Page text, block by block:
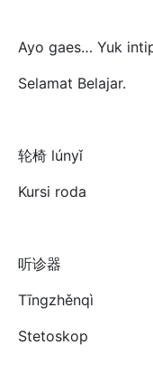
Ayo gaes… Yuk
Selamat Belajar.
轮椅 lúnyǐ
Kursi roda
听诊器
Tīngzhěnqì
Stetoskop